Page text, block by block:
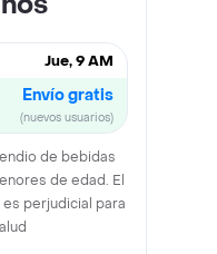
Jue, 9 AM
Envío gratis
(nuevos usuarios)
de bebidas
de edad. El
perjudicial para